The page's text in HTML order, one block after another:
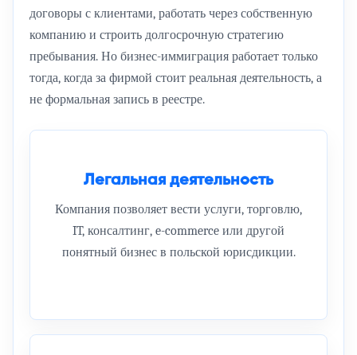
договоры с клиентами, работать через собственную
компанию и строить долгосрочную стратегию
пребывания. Но бизнес-иммиграция работает только
тогда, когда за фирмой стоит реальная деятельность, а
не формальная запись в реестре.
Легальная деятельность
Компания позволяет вести услуги, торговлю,
IT, консалтинг, e-commerce или другой
понятный бизнес в польской юрисдикции.